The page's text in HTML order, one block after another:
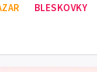
BLESKOVKY